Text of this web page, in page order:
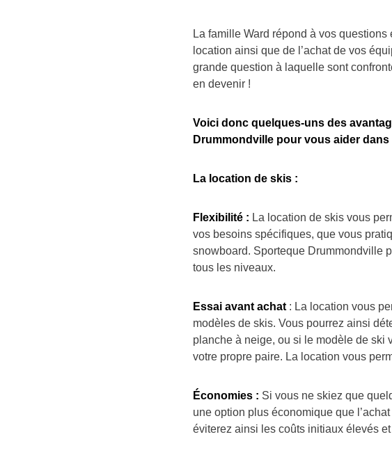
La famille Ward répond à vos
location ainsi que de l’achat de vos
grande question à laquelle sont
en devenir !
Voici donc quelques-uns des
Drummondville pour vous aider
La location de skis :
Flexibilité : La location de skis vous
vos besoins spécifiques, que vous
snowboard. Sporteque Drummondville
tous les niveaux.
Essai avant achat : La location vous
modèles de skis. Vous pourrez ainsi
planche à neige, ou si le modèle de ski
votre propre paire. La location vous
Économies : Si vous ne skiez que
une option plus économique que
éviterez ainsi les coûts initiaux élevés et